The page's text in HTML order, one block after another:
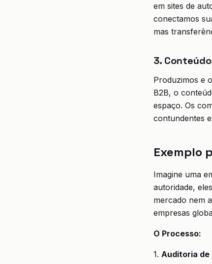
em sites de
conectamos
mas
3.
Produzimos e
B2B, o
espaço. Os
contundentes
Exemplo
Imagine uma
autoridade,
mercado nem
empresas
O Processo:
1. Auditoria de